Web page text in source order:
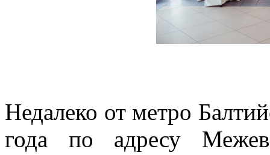
Недалеко от метро
года по адресу